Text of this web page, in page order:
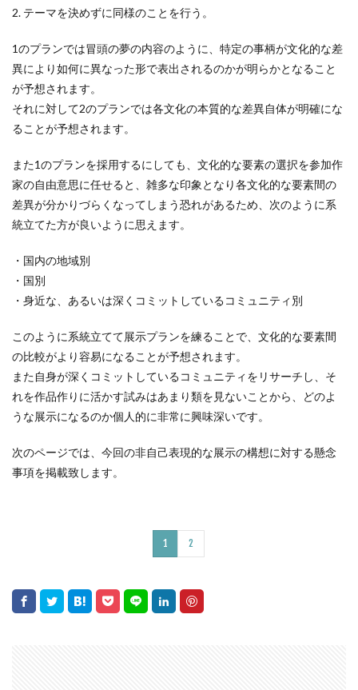
2. テーマを決めずに同様のことを行う。
1のプランでは冒頭の夢の内容のように、特定の事柄が文化的な差
異により如何に異なった形で表出されるのかが明らかとなること
が予想されます。
それに対して2のプランでは各文化の本質的な差異自体が明確にな
ることが予想されます。
また1のプランを採用するにしても、文化的な要素の選択を参加作
家の自由意思に任せると、雑多な印象となり各文化的な要素間の
差異が分かりづらくなってしまう恐れがあるため、次のように系
統立てた方が良いように思えます。
・国内の地域別
・国別
・身近な、あるいは深くコミットしているコミュニティ別
このように系統立てて展示プランを練ることで、文化的な要素間
の比較がより容易になることが予想されます。
また自身が深くコミットしているコミュニティをリサーチし、そ
れを作品作りに活かす試みはあまり類を見ないことから、どのよ
うな展示になるのか個人的に非常に興味深いです。
次のページでは、今回の非自己表現的な展示の構想に対する懸念
事項を掲載致します。
1 2